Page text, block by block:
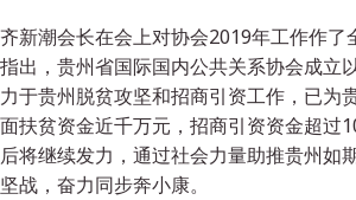
齐新潮会长在会上对协会2019年工作作了
指出，贵州省国际国内公共关系协会成立
力于贵州脱贫攻坚和招商引资工作，已为
面扶贫资金近千万元，招商引资资金超过
后将继续发力，通过社会力量助推贵州如
坚战，奋力同步奔小康。